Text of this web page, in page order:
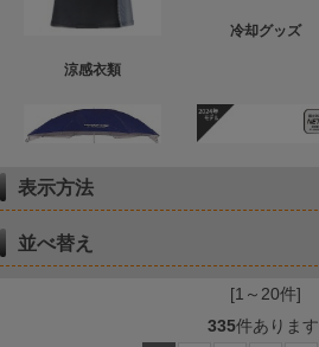
涼感衣類
冷却グッズ
暑さ対策
表示方法
並べ替え
[1～20件]
335件あります